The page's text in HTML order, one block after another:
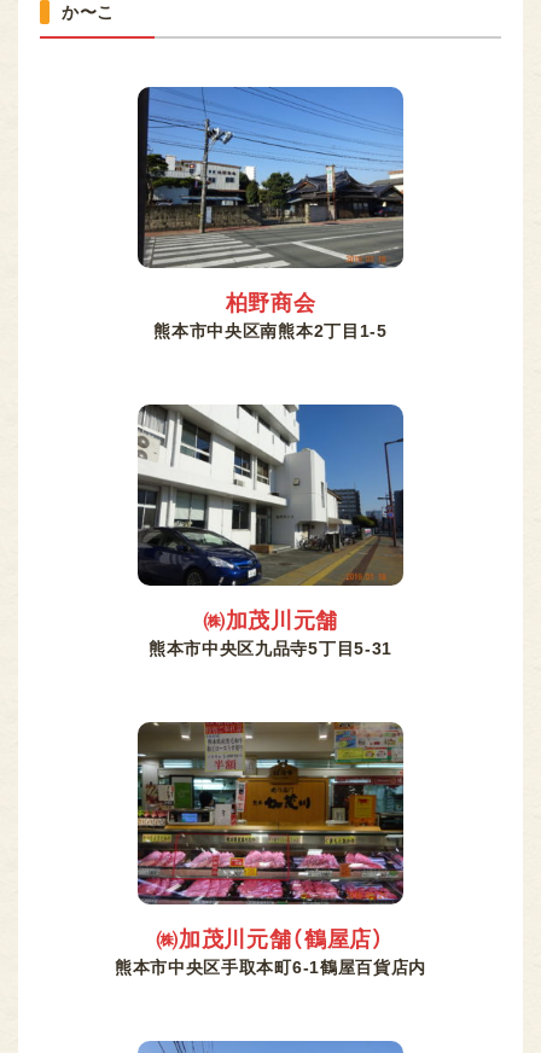
か〜こ
柏野商会
熊本市中央区南熊本2丁目1-5
㈱加茂川元舗
熊本市中央区九品寺5丁目5-31
㈱加茂川元舗（鶴屋店）
熊本市中央区手取本町6-1鶴屋百貨店内